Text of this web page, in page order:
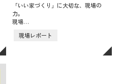
「いい家づくり」に大切な、現場の
力。
現場…
現場レポート